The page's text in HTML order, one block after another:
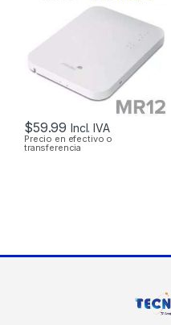
2.4GHZ SOPORTE
POE OUTDOOR
$59.99 Incl. IVA
Precio en efectivo o
transferencia